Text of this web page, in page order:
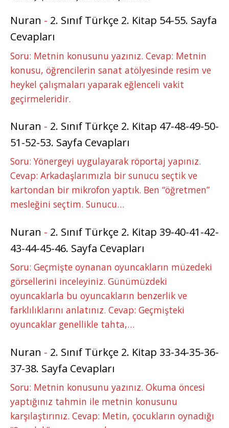
Nuran - 2. Sınıf Türkçe 2. Kitap 54-55. Sayfa
Cevapları
Soru: Metnin konusunu yazınız. Cevap: Metnin
konusu, öğrencilerin sanat atölyesinde resim ve
heykel çalışmaları yaparak eğlenceli vakit
geçirmeleridir.
Nuran - 2. Sınıf Türkçe 2. Kitap 47-48-49-50-
51-52-53. Sayfa Cevapları
Soru: Yönergeyi uygulayarak röportaj yapınız.
Cevap: Arkadaşlarımızla bir sunucu seçtik ve
kartondan bir mikrofon yaptık. Ben “öğretmen”
mesleğini seçtim. Sunucu…
Nuran - 2. Sınıf Türkçe 2. Kitap 39-40-41-42-
43-44-45-46. Sayfa Cevapları
Soru: Geçmişte oynanan oyuncakların müzedeki
görsellerini inceleyiniz. Günümüzdeki
oyuncaklarla bu oyuncakların benzerlik ve
farklılıklarını anlatınız. Cevap: Geçmişteki
oyuncaklar genellikle tahta,…
Nuran - 2. Sınıf Türkçe 2. Kitap 33-34-35-36-
37-38. Sayfa Cevapları
Soru: Metnin konusunu yazınız. Okuma öncesi
yaptığınız tahmin ile metnin konusunu
karşılaştırınız. Cevap: Metin, çocukların oynadığı